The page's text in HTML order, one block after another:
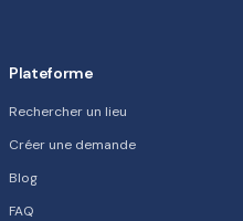
Plateforme
Rechercher un lieu
Créer une demande
Blog
FAQ